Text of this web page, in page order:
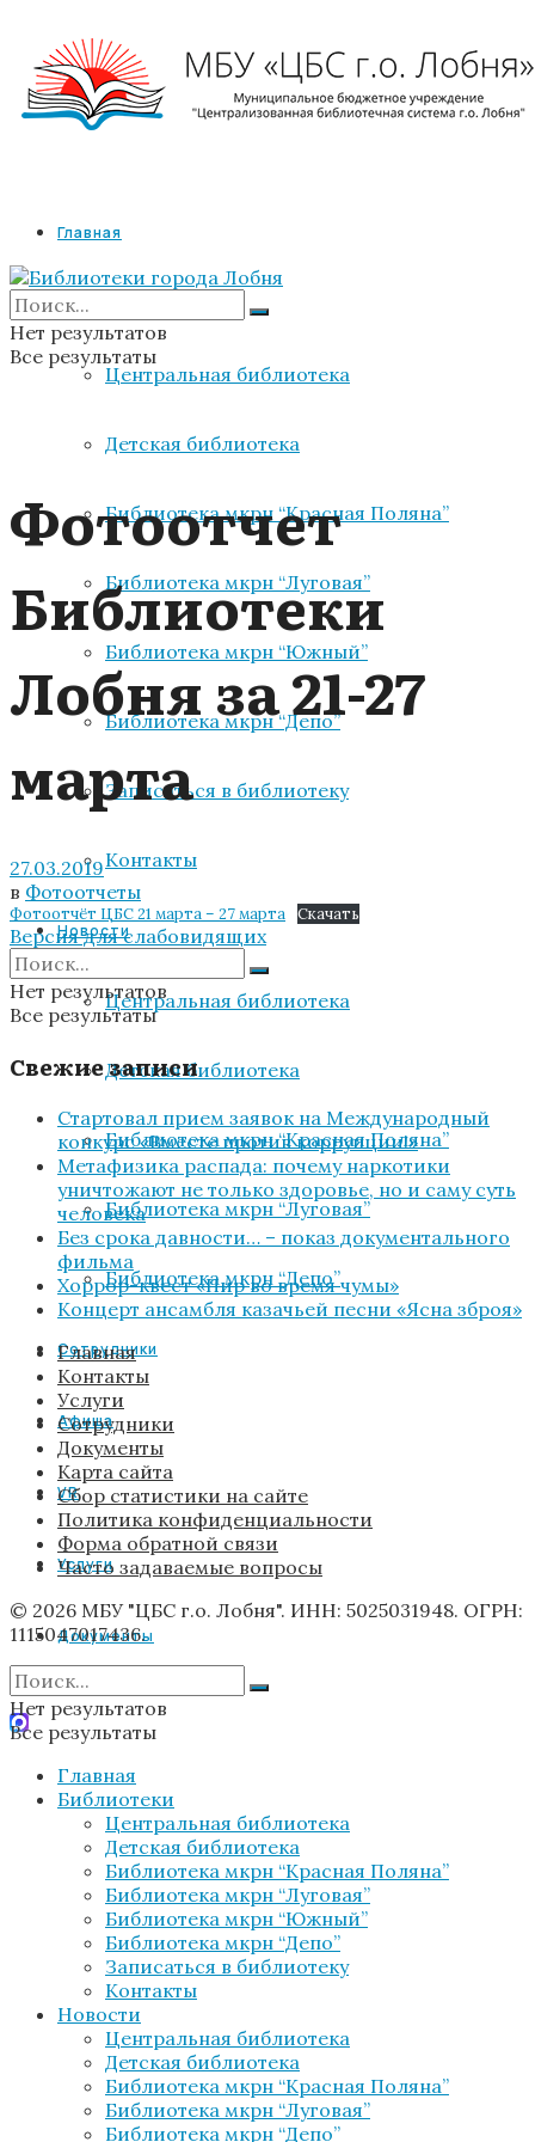
Главная
Библиотеки
Центральная библиотека
Детская библиотека
Библиотека мкрн “Красная Поляна”
Библиотека мкрн “Луговая”
Библиотека мкрн “Южный”
Библиотека мкрн “Депо”
Записаться в библиотеку
Контакты
Новости
Центральная библиотека
Детская библиотека
Библиотека мкрн “Красная Поляна”
Библиотека мкрн “Луговая”
Библиотека мкрн “Депо”
Сотрудники
Афиша
VR
Услуги
Документы
Нет результатов
Все результаты
Фотоотчет
Библиотеки
Лобня за 21-27
марта
27.03.2019
в Фотоотчеты
Фотоотчёт ЦБС 21 марта – 27 марта Скачать
Версия для слабовидящих
Нет результатов
Все результаты
Свежие записи
Стартовал прием заявок на Международный
конкурс «Вместе против коррупции!»
Метафизика распада: почему наркотики
уничтожают не только здоровье, но и саму суть
человека
Без срока давности… – показ документального
фильма
Хоррор-квест «Пир во время чумы»
Концерт ансамбля казачьей песни «Ясна зброя»
Главная
Контакты
Услуги
Сотрудники
Документы
Карта сайта
Сбор статистики на сайте
Политика конфиденциальности
Форма обратной связи
Часто задаваемые вопросы
© 2026 МБУ "ЦБС г.о. Лобня". ИНН: 5025031948. ОГРН:
1115047017436.
Нет результатов
Все результаты
Главная
Библиотеки
Центральная библиотека
Детская библиотека
Библиотека мкрн “Красная Поляна”
Библиотека мкрн “Луговая”
Библиотека мкрн “Южный”
Библиотека мкрн “Депо”
Записаться в библиотеку
Контакты
Новости
Центральная библиотека
Детская библиотека
Библиотека мкрн “Красная Поляна”
Библиотека мкрн “Луговая”
Библиотека мкрн “Депо”